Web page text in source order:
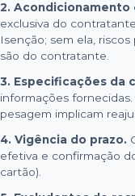
2. Acondicionamento
exclusiva do
Isenção; sem ela,
são do contratante.
3. Especificações da
informações
pesagem implicam
4. Vigência do prazo.
efetiva e confirmação
cartão).